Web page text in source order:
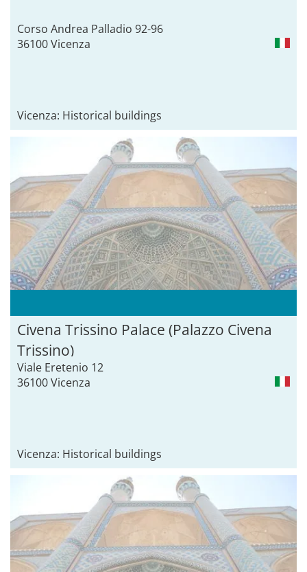
Corso Andrea Palladio 92-96
36100 Vicenza
Vicenza: Historical buildings
Civena Trissino Palace (Palazzo Civena
Trissino)
Viale Eretenio 12
36100 Vicenza
Vicenza: Historical buildings